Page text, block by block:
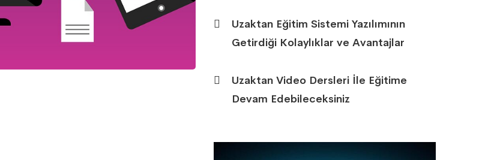
Uzaktan Eğitim Sistemi Yazılımının
Getirdiği Kolaylıklar ve Avantajlar
Uzaktan Video Dersleri İle Eğitime
Devam Edebileceksiniz